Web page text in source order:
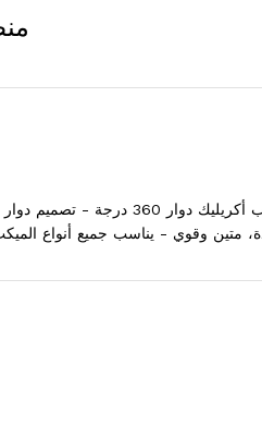
متين وقوي - يناسب جميع أنواع